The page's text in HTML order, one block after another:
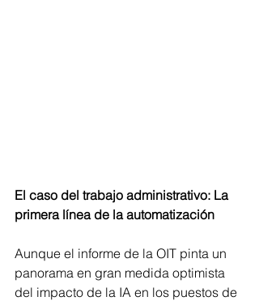
El caso del trabajo administrativo: La
primera línea de la automatización
Aunque el informe de la OIT pinta un
panorama en gran medida optimista
del impacto de la IA en los puestos de